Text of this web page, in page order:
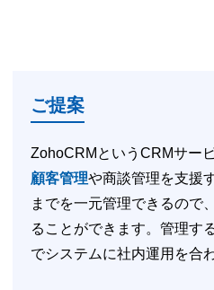
ご提案
ZohoCRMというCRMサー
顧客管理や商談管理を支援
までを一元管理できるので
ることができます。管理す
でシステムに社内運用を合